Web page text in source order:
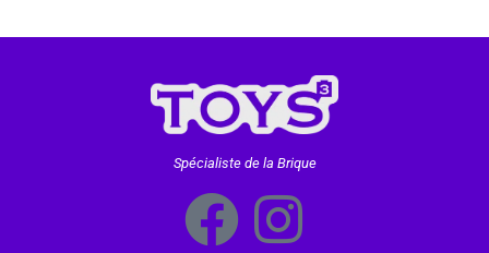
Spécialiste de la Brique